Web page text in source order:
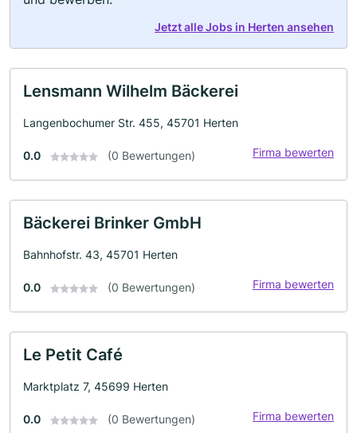
Jetzt alle Jobs in Herten ansehen
Lensmann Wilhelm Bäckerei
Langenbochumer Str. 455, 45701 Herten
0.0 (0 Bewertungen) Firma bewerten
Bäckerei Brinker GmbH
Bahnhofstr. 43, 45701 Herten
0.0 (0 Bewertungen) Firma bewerten
Le Petit Café
Marktplatz 7, 45699 Herten
0.0 (0 Bewertungen) Firma bewerten